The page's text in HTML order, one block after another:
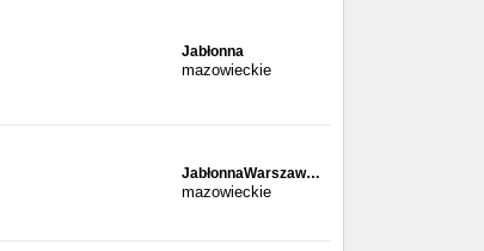
Jabłonna
mazowieckie
JabłonnaWarszaw…
mazowieckie